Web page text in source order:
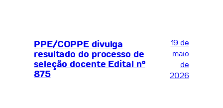
PPE/COPPE divulga
resultado do processo de
seleção docente Edital nº
875
19 de
maio
de
2026